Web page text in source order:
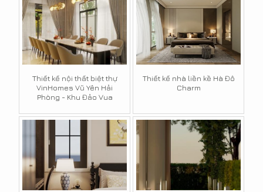
Thiết kế nội thất biệt thự
VinHomes Vũ Yên Hải
Phòng - Khu Đảo Vua
Thiết kế nhà liền kề Hà Đô
Charm